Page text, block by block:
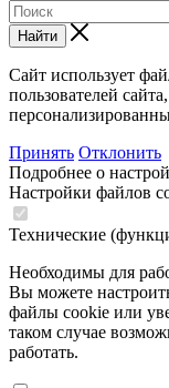
Найти
Сайт использует
пользователей
Принять Отклонить
Подробнее о
Настройки файлов
Технические
Необходимы для
Вы можете
файлы cookie или
таком случае
работать.